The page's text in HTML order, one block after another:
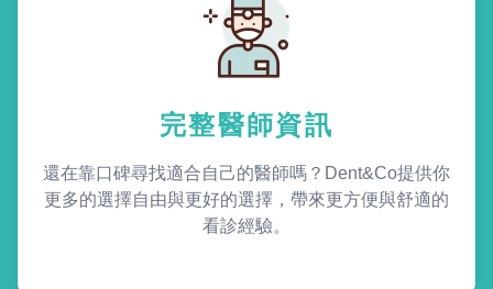
完整醫師資訊
還在靠口碑尋找適合自己的醫師嗎？Dent&Co提供你
更多的選擇自由與更好的選擇，帶來更方便與舒適的
看診經驗。